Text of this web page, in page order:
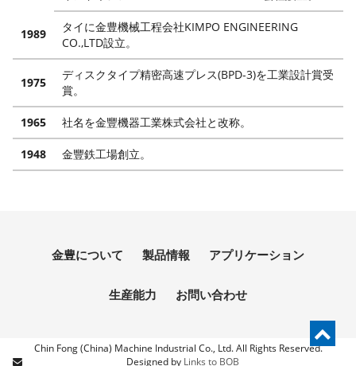
1989
タイに金豊機械工程会社KIMPO ENGINEERING
CO.,LTD設立。
1975
ディスクタイプ精密高速プレス(BPD-3)を工業設計賞受
賞。
1965 社名を金豐機器工業株式会社と改称。
1948 金豐鉄工場創立。
金豊について 製品情報 アプリケーション
生産能力 お問い合わせ
Chin Fong (China) Machine Industrial Co., Ltd. All Rights Reserved.
Links to BOB